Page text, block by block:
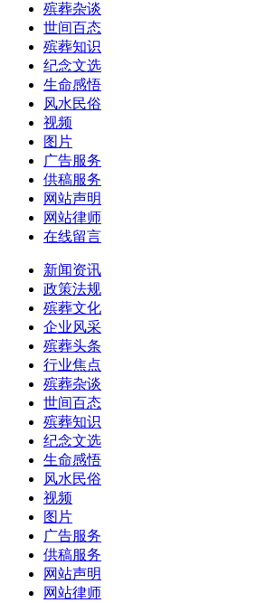
殡葬杂谈
世间百态
殡葬知识
纪念文选
生命感悟
风水民俗
视频
图片
广告服务
供稿服务
网站声明
网站律师
在线留言
新闻资讯
政策法规
殡葬文化
企业风采
殡葬头条
行业焦点
殡葬杂谈
世间百态
殡葬知识
纪念文选
生命感悟
风水民俗
视频
图片
广告服务
供稿服务
网站声明
网站律师